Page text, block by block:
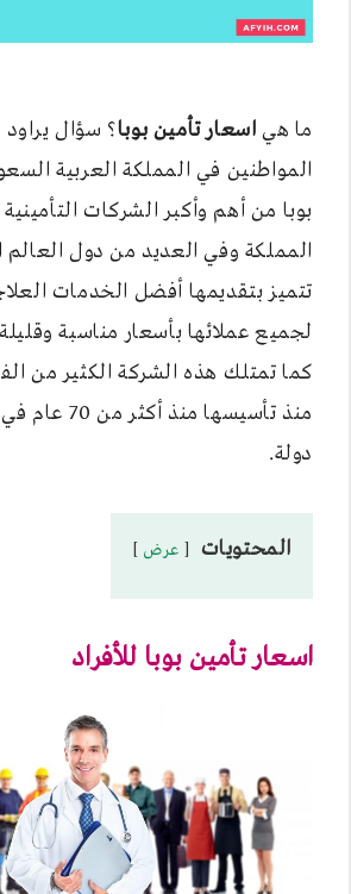
ما هي اسعار تأمين بوبا؟ سؤال
المواطنين في المملكة العربية
بوبا من أهم وأكبر الشركات
المملكة وفي العديد من دول
تتميز بتقديمها أفضل الخدمات
لجميع عملائها بأسعار مناسبة
كما تمتلك هذه الشركة الكثير من
دولة.
المحتويات عرض
اسعار تأمين بوبا للأفراد